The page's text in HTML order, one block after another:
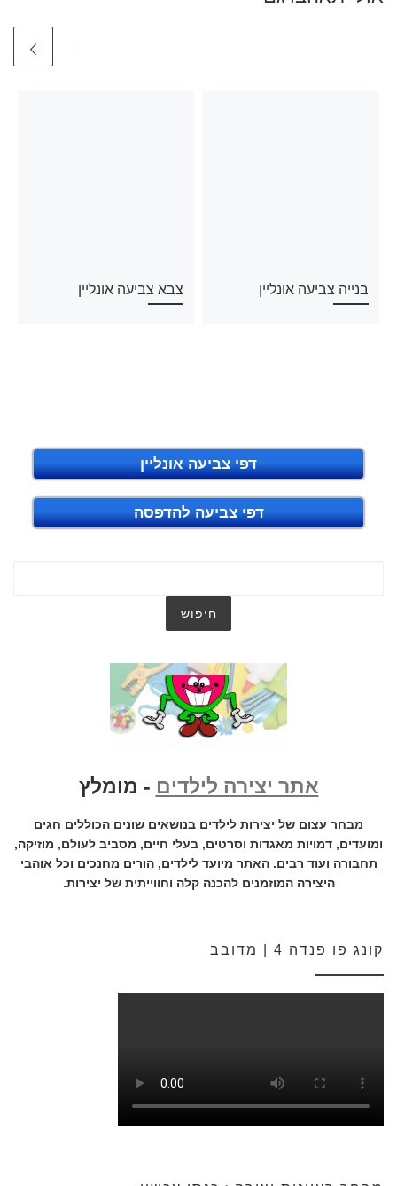
בנייה צביעה אונליין צבא צביעה אונליין
דפי צביעה אונליין
דפי צביעה להדפסה
אתר יצירה לילדים - מומלץ
מבחר עצום של יצירות לילדים בנושאים שונים הכוללים חגים
ומועדים, דמויות מאגדות וסרטים, בעלי חיים, מסביב לעולם, מוזיקה,
תחבורה ועוד רבים. האתר מיועד לילדים, הורים מחנכים וכל אוהבי
היצירה המוזמנים להכנה קלה וחווייתית של יצירות.
קונג פו פנדה 4 | מדובב